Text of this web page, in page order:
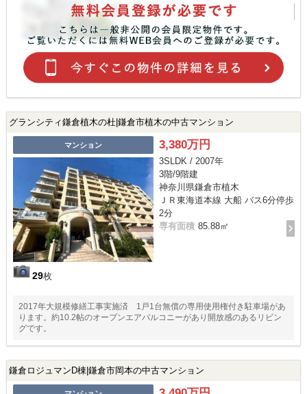
グランシティ鎌倉植木の杜|鎌倉市植木の中古マンション
マンション
29枚
3,380万円
3SLDK / 2007年
3階/9階建
神奈川県鎌倉市植木
ＪＲ東海道本線 大船 バス6分停歩
2分
専有面積 85.88㎡
2017年大規模修繕工事実施済 1戸1台無償の専用使用権付き駐車場があ
ります。約10.2帖のオープンエアバルコニーがあり開放感のあるリビン
グです。
鎌倉ロジュマンD棟|鎌倉市岡本の中古マンション